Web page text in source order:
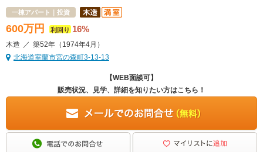
一棟アパート｜投資
600万 円 利回り 16%
木造 ／ 築52年 （1974年4月）
北海道室蘭市宮の森町3-13-13
【WEB面談可】
販売状況、見学、詳細を知りたい方はこちら！